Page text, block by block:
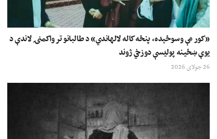
«کور مې وسوځېده، پنځه کاله لالهاندي» د طالبانو تر واکمنۍ لاندې د
یوې ښځینه پولیسې دوزخي ژوند
26 جولای 2026